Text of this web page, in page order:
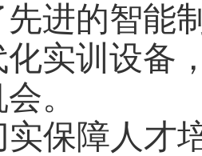
先进的智能
化实训设备
。
实保障人才